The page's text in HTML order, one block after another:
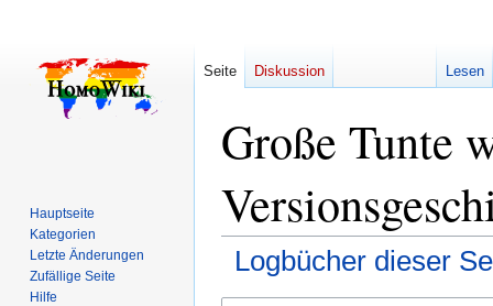
Große Tunte
Logbücher dieser
Seite Diskussion Lesen
Hauptseite
Kategorien
Letzte Änderungen
Zufällige Seite
Hilfe